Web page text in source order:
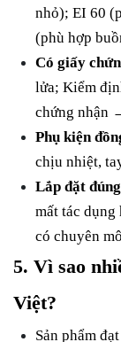
nhỏ); EI 60
(phù hợp
Có giấy
lửa; Kiểm
chứng nhận
Phụ kiện
chịu nhiệt,
Lắp đặt
mất tác dụng
có chuyên
5. Vì sao
Việt?
Sản phẩm